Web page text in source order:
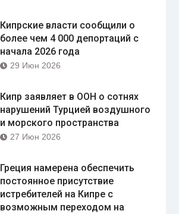
Кипрские власти сообщили о
более чем 4 000 депортаций с
начала 2026 года
29 Июн 2026
Кипр заявляет в ООН о сотнях
нарушений Турцией воздушного
и морского пространства
27 Июн 2026
Греция намерена обеспечить
постоянное присутствие
истребителей на Кипре с
возможным переходом на